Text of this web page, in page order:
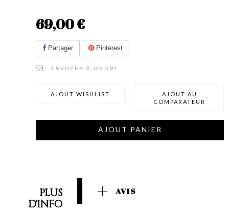
69,00 €
Partager Pinterest
ENVOYER À UN AMI
AJOUT WISHLIST
AJOUT AU
COMPARATEUR
AJOUT PANIER
PLUS
D'INFO
AVIS